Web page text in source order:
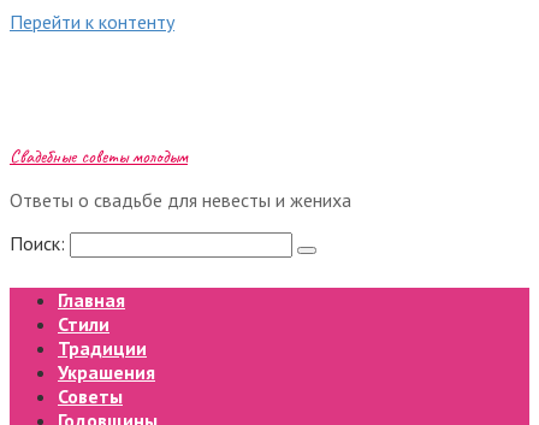
Перейти к контенту
Свадебные советы молодым
Ответы о свадьбе для невесты и жениха
Поиск:
Главная
Стили
Традиции
Украшения
Советы
Годовщины